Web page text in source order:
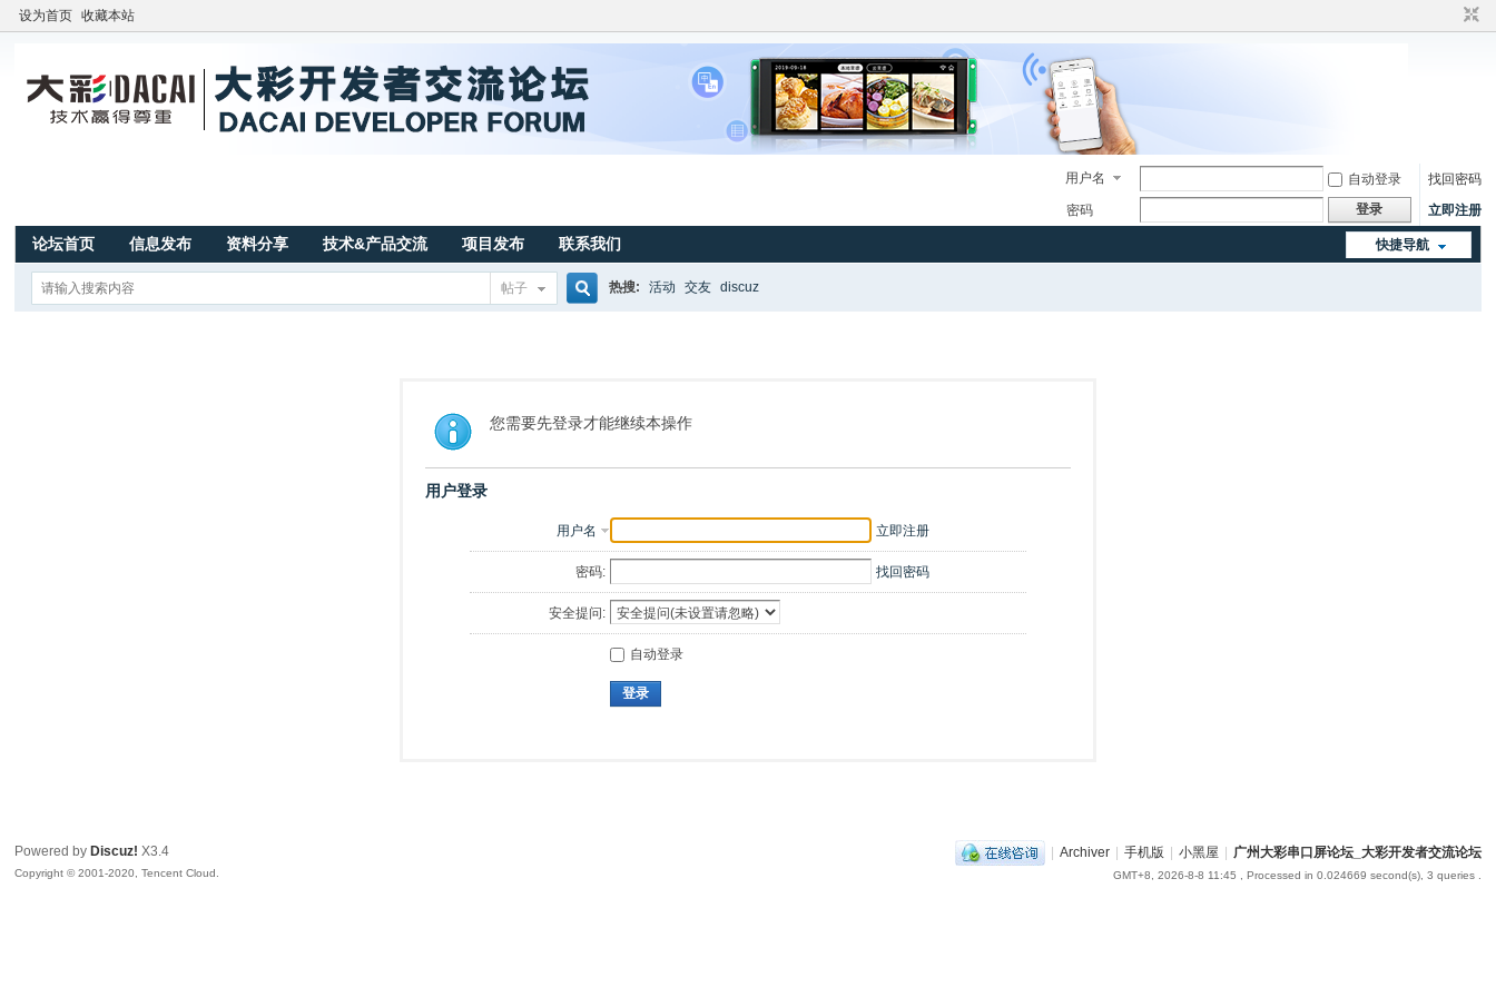
设为首页 收藏本站
用户名 自动登录
找回密码
密码
登录 立即注册
快捷导航
论坛首页 信息发布 资料分享 技术&产品交流 项目发布 联系我们
帖子
索
热搜: 活动 交友 discuz
您需要先登录才能继续本操作
用户登录
用户名 立即注册
密码: 找回密码
安全提问:
自动登录
登录
| Archiver | 手机版 | 小黑屋 | 广州大彩串口屏论坛_大彩开发者交流论坛
GMT+8, 2026-8-8 11:45 , Processed in 0.024669 second(s), 3 queries .
Powered by Discuz! X3.4
Copyright © 2001-2020, Tencent Cloud.